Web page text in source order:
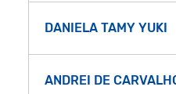
DANIELA TAMY YUKI
ANDREI DE